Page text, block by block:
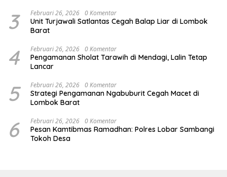
3 Februari 26, 2026 0 Komentar
Unit Turjawali Satlantas Cegah Balap Liar di Lombok
Barat
4 Februari 26, 2026 0 Komentar
Pengamanan Sholat Tarawih di Mendagi, Lalin Tetap
Lancar
5 Februari 26, 2026 0 Komentar
Strategi Pengamanan Ngabuburit Cegah Macet di
Lombok Barat
6 Februari 26, 2026 0 Komentar
Pesan Kamtibmas Ramadhan: Polres Lobar Sambangi
Tokoh Desa